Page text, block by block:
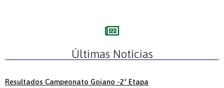
Últimas Notícias
Resultados Campeonato Goiano -2ª Etapa